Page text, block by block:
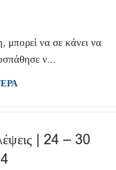
να σε κάνει να
ν...
| 24 – 30